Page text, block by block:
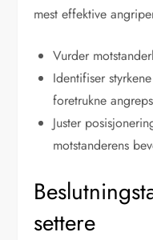
mest effektive
Vurder
Identifiser
foretrukne
Juster
motstanderens
settere